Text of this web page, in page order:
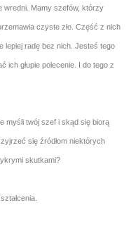
wredni. Mamy szefów, którzy
czyste zło. Część z nich
lepiej radę bez nich. Jesteś tego
ich głupie polecenie. I do tego z
myśli twój szef i skąd się biorą
się źródłom niektórych
skutkami?